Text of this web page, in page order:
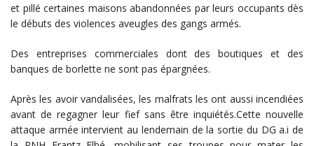
et pillé certaines maisons abandonnées par leurs occupants dès
le débuts des violences aveugles des gangs armés.
Des entreprises commerciales dont des boutiques et des
banques de borlette ne sont pas épargnées.
Après les avoir vandalisées, les malfrats les ont aussi incendiées
avant de regagner leur fief sans être inquiétés.Cette nouvelle
attaque armée intervient au lendemain de la sortie du DG a.i de